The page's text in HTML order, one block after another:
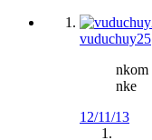
vuduchuy25
nkom
nke
12/11/13